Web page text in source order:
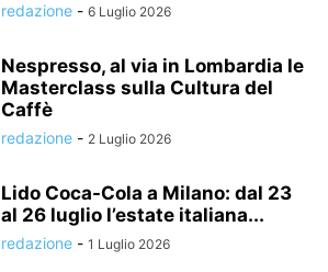
redazione - 6 Luglio 2026
Nespresso, al via in Lombardia le
Masterclass sulla Cultura del
Caffè
redazione - 2 Luglio 2026
Lido Coca-Cola a Milano: dal 23
al 26 luglio l’estate italiana...
redazione - 1 Luglio 2026